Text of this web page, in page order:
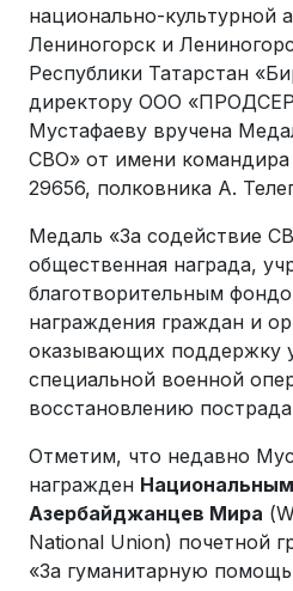
национально-культурной
Лениногорск и
Республики Татарстан
директору ООО
Мустафаеву вручена
СВО» от имени командира
29656, полковника А.
Медаль «За содействие
общественная награда,
благотворительным
награждения граждан и
оказывающих поддержку
специальной военной
восстановлению
Отметим, что недавно
награжден
Азербайджанцев Мира
National Union) почетной
«За гуманитарную